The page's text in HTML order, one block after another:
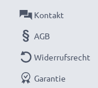
Lange Akku-
Akku für Kindle 2
✔ 100%
Original-Akku
✔ Langanhaltend
Kontakt
AGB
Widerrufsrecht
Garantie